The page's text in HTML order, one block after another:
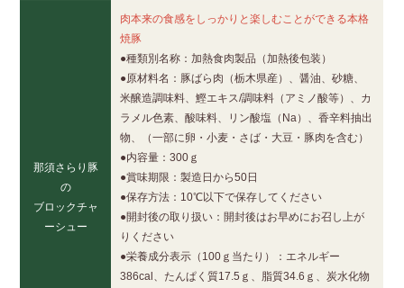
那須さらり豚
の
ブロックチャ
ーシュー
肉本来の食感をしっかりと楽しむことができる本格
焼豚
●種類別名称：加熱食肉製品（加熱後包装）
●原材料名：豚ばら肉（栃木県産）、醤油、砂糖、
米醸造調味料、鰹エキス/調味料（アミノ酸等）、カ
ラメル色素、酸味料、リン酸塩（Na）、香辛料抽出
物、（一部に卵・小麦・さば・大豆・豚肉を含む）
●内容量：300ｇ
●賞味期限：製造日から50日
●保存方法：10℃以下で保存してください
●開封後の取り扱い：開封後はお早めにお召し上が
りください
●栄養成分表示（100ｇ当たり）：エネルギー
386cal、たんぱく質17.5ｇ、脂質34.6ｇ、炭水化物